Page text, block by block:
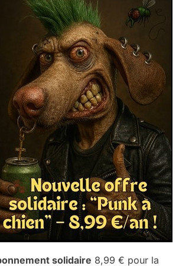
solidaire 8,99 € pour la